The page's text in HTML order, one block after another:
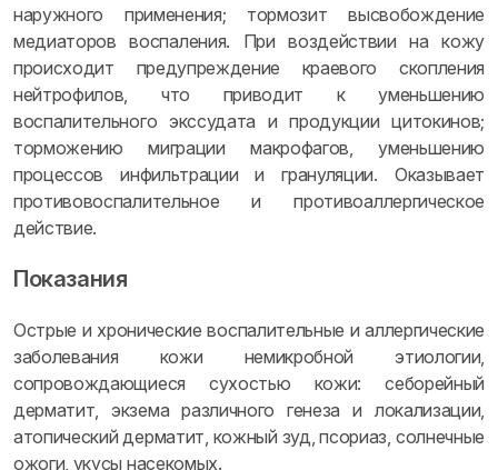
наружного применения; тормозит высвобождение
медиаторов воспаления. При воздействии на кожу
происходит предупреждение краевого скопления
нейтрофилов, что приводит к уменьшению
воспалительного экссудата и продукции цитокинов;
торможению миграции макрофагов, уменьшению
процессов инфильтрации и грануляции. Оказывает
противовоспалительное и противоаллергическое
действие.
Показания
Острые и хронические воспалительные и аллергические
заболевания кожи немикробной этиологии,
сопровождающиеся сухостью кожи: себорейный
дерматит, экзема различного генеза и локализации,
атопический дерматит, кожный зуд, псориаз, солнечные
ожоги, укусы насекомых.